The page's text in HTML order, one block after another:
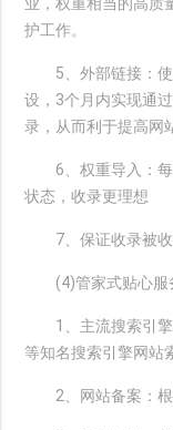
护工作。
5、外部链接：使
设，3个月内实现通
录，从而利于提高网
6、权重导入：每
状态，收录更理想
7、保证收录被收
(4)管家式贴心服
1、主流搜索引擎
等知名搜索引擎网站
2、网站备案：根